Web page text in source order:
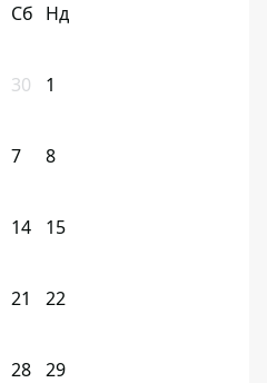
Сб Нд
30 1
7 8
14 15
21 22
28 29